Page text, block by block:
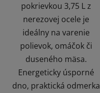
pokrievkou 3,75 L z
nerezovej ocele je
ideálny na varenie
polievok, omáčok či
duseného mäsa.
Energeticky úsporné
dno, praktická odmerka